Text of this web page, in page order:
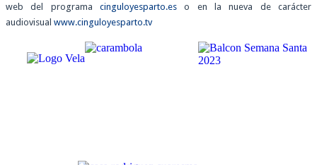
web del programa cinguloyesparto.es o en la nueva de carácter
audiovisual www.cinguloyesparto.tv